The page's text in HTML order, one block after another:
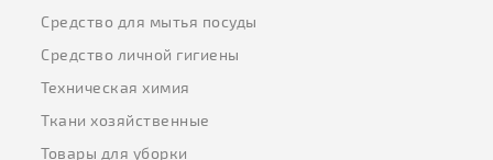
Средство для мытья посуды
Средство личной гигиены
Техническая химия
Ткани хозяйственные
Товары для уборки